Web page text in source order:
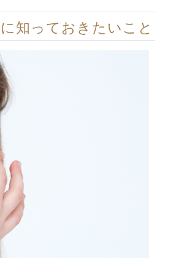
知っておきたいこと